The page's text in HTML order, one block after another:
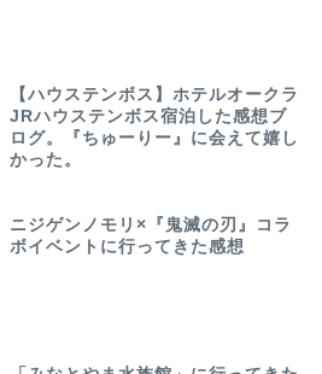
【ハウステンボス】ホテルオークラ
JRハウステンボス宿泊した感想ブ
ログ。『ちゅーりー』に会えて嬉し
かった。
ニジゲンノモリ×『鬼滅の刃』コラ
ボイベントに行ってきた感想